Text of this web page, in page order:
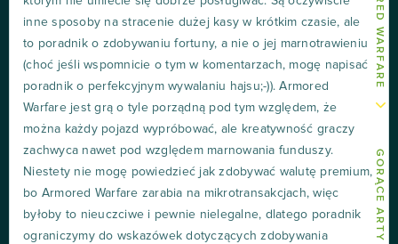
GORĄCE ARTY
inne sposoby na stracenie dużej kasy w krótkim czasie, ale
to poradnik o zdobywaniu fortuny, a nie o jej marnotrawieniu
(choć jeśli wspomnicie o tym w komentarzach, mogę napisać
poradnik o perfekcyjnym wywalaniu hajsu;-)). Armored
Warfare jest grą o tyle porządną pod tym względem, że
można każdy pojazd wypróbować, ale kreatywność graczy
zachwyca nawet pod względem marnowania funduszy.
Niestety nie mogę powiedzieć jak zdobywać walutę premium,
bo Armored Warfare zarabia na mikrotransakcjach, więc
byłoby to nieuczciwe i pewnie nielegalne, dlatego poradnik
ograniczymy do wskazówek dotyczących zdobywania